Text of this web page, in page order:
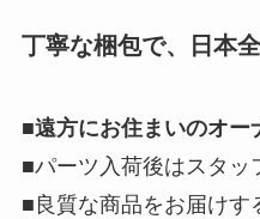
丁寧な梱包で、日本
■遠方にお住まいのオー
■パーツ入荷後はスタッ
■良質な商品をお届けす